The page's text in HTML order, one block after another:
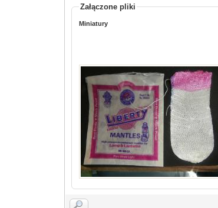
Załączone pliki
Miniatury